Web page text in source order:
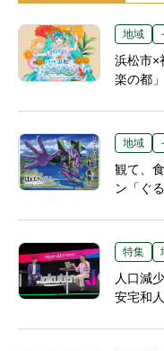
地域
浜松市
楽の都
地域
観て、
ン「ぐ
特集
人口減
安宅和